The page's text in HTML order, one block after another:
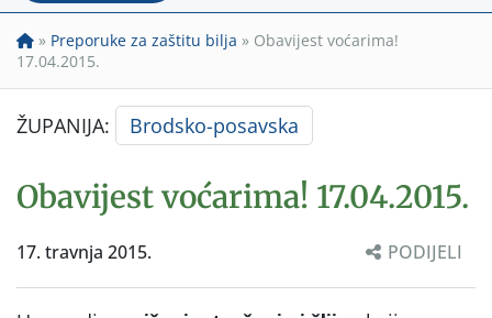
» Preporuke za zaštitu bilja » Obavijest voćarima!
17.04.2015.
ŽUPANIJA: Brodsko-posavska
Obavijest voćarima! 17.04.2015.
17. travnja 2015. PODIJELI